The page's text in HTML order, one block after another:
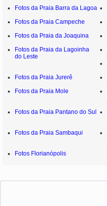
Fotos da Praia Barra da Lagoa
Fotos da Praia Campeche
Fotos da Praia da Joaquina
Fotos da Praia da Lagoinha
do Leste
Fotos da Praia Jurerê
Fotos da Praia Mole
Fotos da Praia Pantano do Sul
Fotos da Praia Sambaqui
Fotos Florianópolis